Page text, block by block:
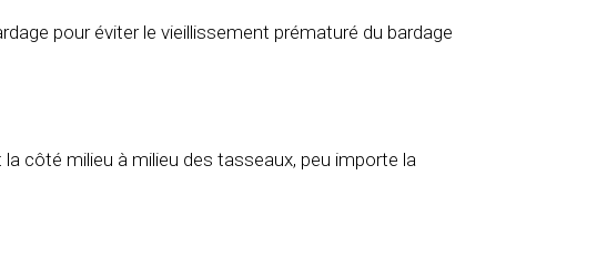
pour éviter le vieillissement prématuré du bardage
côté milieu à milieu des tasseaux, peu importe la